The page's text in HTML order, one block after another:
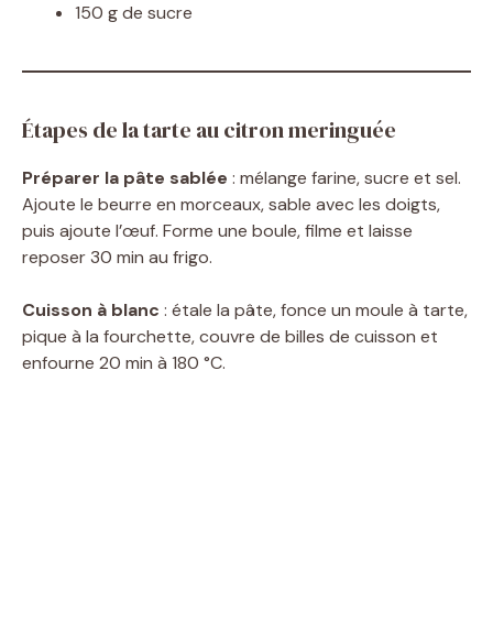
150 g de sucre
Étapes de la tarte au citron meringuée
Préparer la pâte sablée : mélange farine, sucre et sel.
Ajoute le beurre en morceaux, sable avec les doigts,
puis ajoute l’œuf. Forme une boule, filme et laisse
reposer 30 min au frigo.
Cuisson à blanc : étale la pâte, fonce un moule à tarte,
pique à la fourchette, couvre de billes de cuisson et
enfourne 20 min à 180 °C.